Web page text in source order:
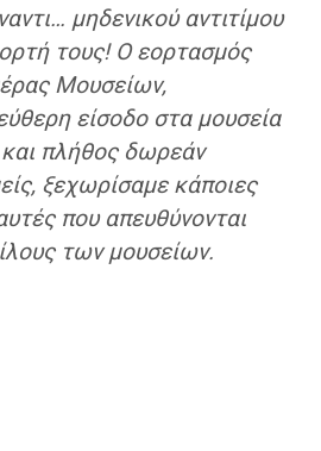
μηδενικού αντιτίμου
τους! Ο εορτασμός
Μουσείων,
είσοδο στα μουσεία
πλήθος δωρεάν
ξεχωρίσαμε κάποιες
που απευθύνονται
των μουσείων.